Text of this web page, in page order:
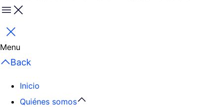
Menu
Cerrar
Menu
Back
Inicio
Quiénes somos